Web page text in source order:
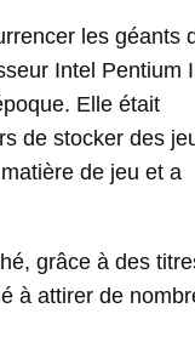
les géants
Intel Pentium
Elle était
de stocker des
de jeu et a
grâce à des
à attirer de